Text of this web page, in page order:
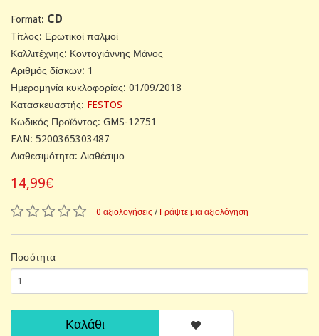
Format: CD
Tίτλος: Ερωτικοί παλμοί
Καλλιτέχνης: Κοντογιάννης Μάνος
Αριθμός δίσκων: 1
Ημερομηνία κυκλοφορίας: 01/09/2018
Κατασκευαστής: FESTOS
Κωδικός Προϊόντος: GMS-12751
EAN: 5200365303487
Διαθεσιμότητα: Διαθέσιμο
14,99€
0 αξιολογήσεις / Γράψτε μια αξιολόγηση
Ποσότητα
Καλάθι